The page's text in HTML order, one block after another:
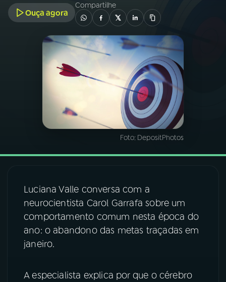
A RÁDIO
PROGRAMAÇÃO
PROGRAMAS
PODCASTS
08 FESTIVAL DE MÚSICA
ACOMPANHE A RÁDIO NACIONAL
Ouça agora
Compartilhe
Foto: DepositPhotos
Luciana Valle conversa com a
neurocientista Carol Garrafa sobre um
comportamento comum nesta época do
ano: o abandono das metas traçadas em
janeiro.
A especialista explica por que o cérebro